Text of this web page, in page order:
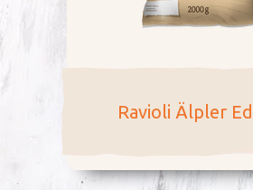
Ravioli Älpler